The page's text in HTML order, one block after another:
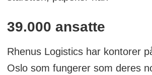
39.000 ansatte
Rhenus Logistics har kontorer
Oslo som fungerer som deres